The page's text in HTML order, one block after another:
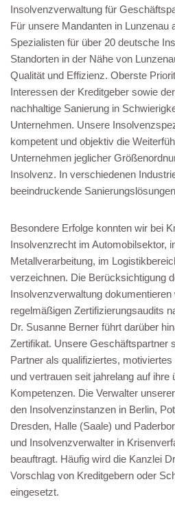
Insolvenzverwaltung für
Für unsere Mandanten in Lunzenau
Spezialisten für über 20 deutsche
Standorten in der Nähe von
Qualität und Effizienz. Oberste
Interessen der Kreditgeber sowie
nachhaltige Sanierung in
Unternehmen. Unsere
kompetent und objektiv die
Unternehmen jeglicher
Insolvenz. In verschiedenen
beeindruckende
Besondere Erfolge konnten wir bei
Insolvenzrecht im Automobilsektor,
Metallverarbeitung, im
verzeichnen. Die Berücksichtigung
Insolvenzverwaltung
regelmäßigen Zertifizierungsaudits
Dr. Susanne Berner führt darüber
Zertifikat. Unsere Geschäftspartner
Partner als qualifiziertes,
und vertrauen seit jahrelang auf ihre
Kompetenzen. Die Verwalter
den Insolvenzinstanzen in Berlin,
Dresden, Halle (Saale) und
und Insolvenzverwalter in
beauftragt. Häufig wird die Kanzlei
Vorschlag von Kreditgebern oder
eingesetzt.